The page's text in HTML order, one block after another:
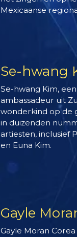
Mexicaanse
Se-hwang
Se-hwang Kim,
ambassadeur uit
wonderkind op de
in duizenden
artiesten, inclusief
en Euna Kim.
Gayle
Gayle Moran